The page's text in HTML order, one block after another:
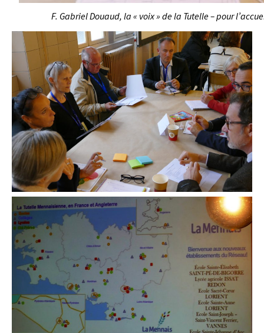
F. Gabriel Douaud, la « voix » de la Tutelle – pour